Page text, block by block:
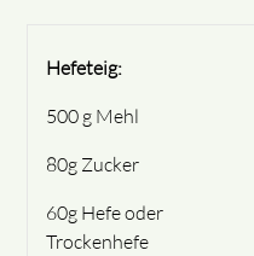
Hefeteig:
500 g Mehl
80g Zucker
60g Hefe oder
Trockenhefe